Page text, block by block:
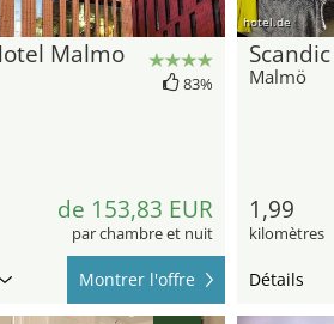
Malmo
83%
de 153,83 EUR
par chambre et nuit
Montrer l'offre
hotel.de
Malmö
1,99
kilomètres
Détails